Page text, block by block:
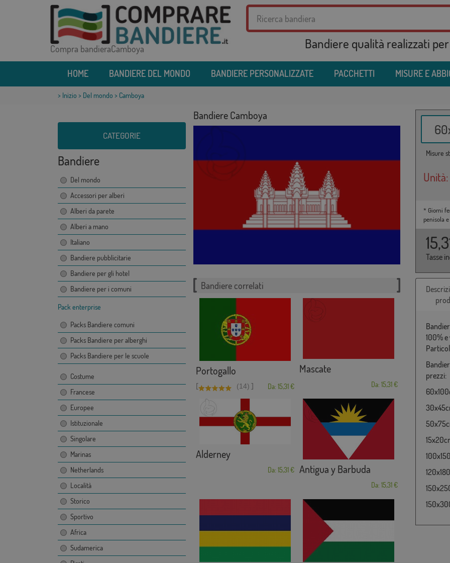
Compra bandieraCamboya Bandiere qualità realizzati
HOME BANDIERE DEL MONDO BANDIERE PERSONALIZZATE PACCHETTI MISURE E
> Inizio > Del mondo > Camboya
CATEGORIE
Bandiere
Del mondo
Accessori per alberi
Alberi da parete
Alberi a mano
Italiano
Bandiere pubblicitarie
Bandiere per gli hotel
Bandiere per i comuni
Pack enterprise
Packs Bandiere comuni
Packs Bandiere per alberghi
Packs Bandiere per le scuole
Costume
Francese
Europee
Istituzionale
Singolare
Marinas
Netherlands
Località
Storico
Sportivo
Africa
Sudamerica
Bandiere Camboya
Misure
Unità:
* Giorni
penisola
Tasse
Bandiere correlati
Portogallo
[ (14) ] Da: 15,31 €
Mascate
Da: 15,31 €
Alderney
Da: 15,31 € Antigua y Barbuda
Da: 15,31 €
100%
prezzi: